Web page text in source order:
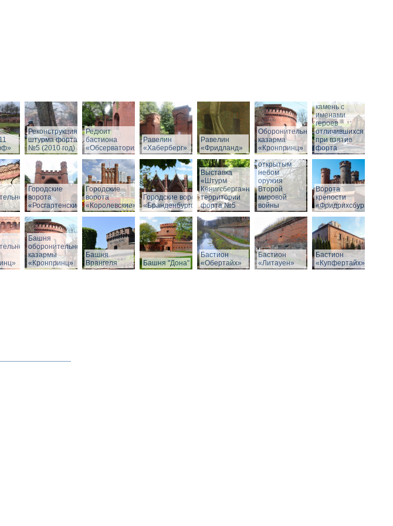
Реконструкция
штурма форта
№5 (2010 год)
Редюит
бастиона
«Обсерватория»
Равелин
«Хаберберг»
Равелин
«Фридланд»
Оборонительная
казарма
«Кронпринц»
камень с
именами
героев
отличившихся
при взятие
форта
Городские
ворота
«Росгартенские»
Городские
ворота
«Королевские»
Городские ворота
«Бранденбургские»
Выставка
«Штурм
Кёнигсберга»на
территории
форта №5
Выставка под
открытым
небом
оружия
Второй
мировой
войны
Ворота
крепости
«Фридрихсбург»
Башня
оборонительной
казармы
«Кронпринц»
Башня
Врангеля
Башня "Дона"
Бастион
«Обертайх»
Бастион
«Литауен»
Бастион
«Купфертайх»